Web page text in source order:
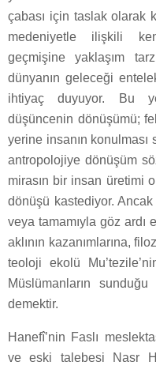
çabası için taslak olarak
medeniyetle ilişkili
geçmişine yaklaşım
dünyanın geleceği
ihtiyaç duyuyor. Bu
düşüncenin dönüşümü;
yerine insanın
antropolojiye dönüşüm
mirasın bir insan üretimi
dönüşü kastediyor. Ancak
veya tamamıyla göz ardı
aklının kazanımlarına,
teoloji ekolü
Müslümanların
demektir.
Hanefî’nin Faslı
ve eski talebesi Nasr